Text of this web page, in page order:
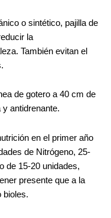
o sintético, pajilla de
la
También evitan el
de gotero a 40 cm de
antidrenante.
en el primer año
de Nitrógeno, 25-
de 15-20 unidades,
presente que a la
bioles.